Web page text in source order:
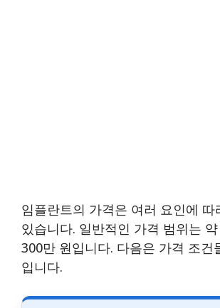
임플란트의 가격은 여러 요인에 따
있습니다. 일반적인 가격 범위는
300만 원입니다. 다음은 가격 조건
입니다.